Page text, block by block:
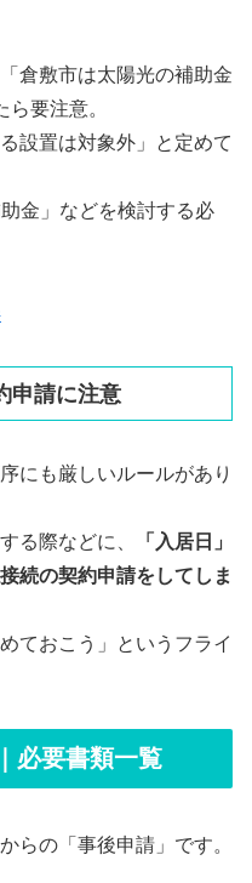
倉敷市は太陽光の補助金
要注意。
設置は対象外」と定めて
金」などを検討する必
申請に注意
にも厳しいルールがあり
る際などに、
「入居日」
続の契約申請をしてしま
ておこう」というフライ
必要書類一覧
らの「事後申請」です。